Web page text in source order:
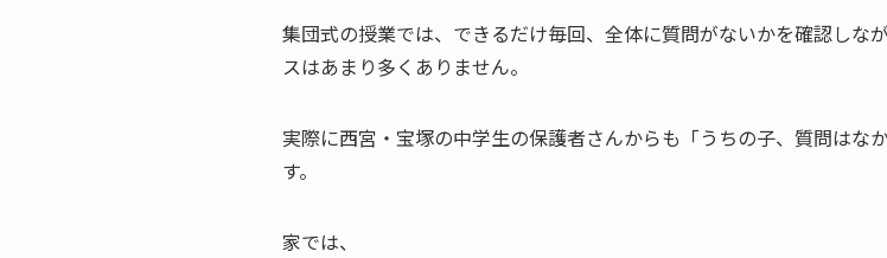
集団式の授業では、できるだけ毎回、全体に質問がないかを確認しな
スはあまり多くありません。
実際に西宮・宝塚の中学生の保護者さんからも「うちの子、質問は
す。
家では、